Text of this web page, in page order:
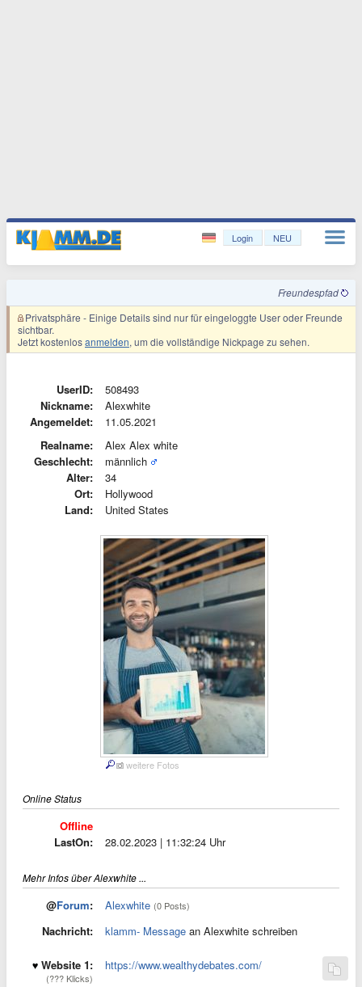
Login NEU
Freundespfad
Privatsphäre - Einige Details sind nur für eingeloggte User oder Freunde
sichtbar.
Jetzt kostenlosanmelden, um die vollständige Nickpage zu sehen.
UserID:
508493
Nickname:
Alexwhite
Angemeldet:
11.05.2021
Realname:
Alex Alex white
Geschlecht:
männlich
Alter:
34
Ort:
Hollywood
Land:
United States
weitere Fotos
Online Status
Offline
LastOn:
28.02.2023 | 11:32:24 Uhr
Mehr Infos über Alexwhite ...
@Forum: Alexwhite (0 Posts)
Nachricht: klamm- Message an Alexwhite schreiben
Website 1:
(??? Klicks)
https://www.wealthydebates.com/